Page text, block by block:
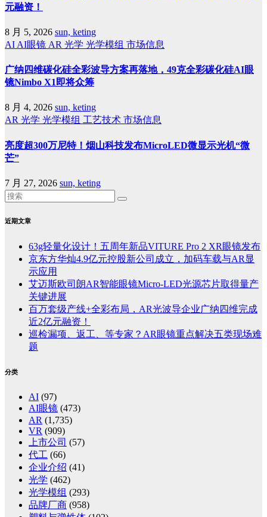
元融资！
8 月 5, 2026 sun, keting
AI AI眼镜 AR 光学 光学模组 市场信息
广纳四维碳化硅全彩波导方案再落地，49克全彩碳化硅AI眼
镜Nimbo X1即将众筹
8 月 4, 2026 sun, keting
AR 光学 光学模组 工艺技术 市场信息
亮度超300万尼特！烟山科技发布MicroLED微显示光机“微
芒”
7 月 27, 2026 sun, keting
近期文章
63g轻量化设计！五周年新品VITURE Pro 2 XR眼镜发布
京东方华灿4.9亿元控股新公司成立，加码车载与AR显
示应用
艾迈斯欧司朗AR智能眼镜Micro-LED光源芯片取得量产
关键进展
百万套级产线+全彩布局，AR光波导企业广纳四维完成
近2亿元融资！
巡检漏项、返工、等专家？AR眼镜重点解决五类现场难
题
分类
AI (97)
AI眼镜 (473)
AR (1,735)
VR (909)
上市公司 (57)
代工 (66)
企业介绍 (41)
光学 (462)
光学模组 (293)
品牌厂商 (958)